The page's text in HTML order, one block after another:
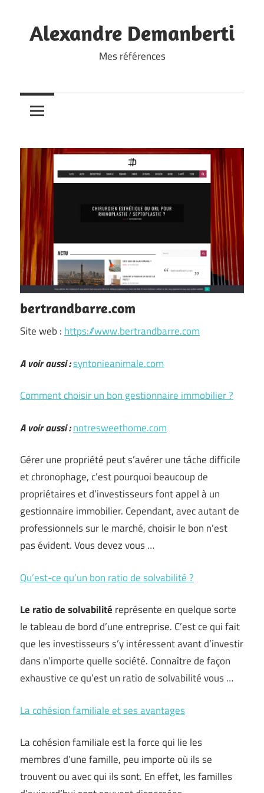
content
Alexandre Demanberti
Mes références
bertrandbarre.com
Site web : https://www.bertrandbarre.com
A voir aussi :syntonieanimale.com
Comment choisir un bon gestionnaire immobilier ?
A voir aussi :notresweethome.com
Gérer une propriété peut s’avérer une tâche difficile
et chronophage, c’est pourquoi beaucoup de
propriétaires et d’investisseurs font appel à un
gestionnaire immobilier. Cependant, avec autant de
professionnels sur le marché, choisir le bon n’est
pas évident. Vous devez vous …
Qu’est-ce qu’un bon ratio de solvabilité ?
Le ratio de solvabilité représente en quelque sorte
le tableau de bord d’une entreprise. C’est ce qui fait
que les investisseurs s’y intéressent avant d’investir
dans n’importe quelle société. Connaître de façon
exhaustive ce qu’est un ratio de solvabilité vous …
La cohésion familiale et ses avantages
La cohésion familiale est la force qui lie les
membres d’une famille, peu importe où ils se
trouvent ou avec qui ils sont. En effet, les familles